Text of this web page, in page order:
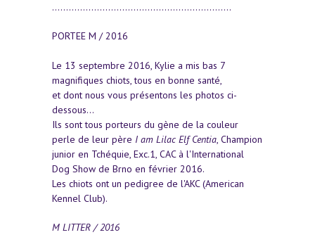
................................................................
PORTEE M / 2016
Le 13 septembre 2016, Kylie a mis bas 7
magnifiques chiots, tous en bonne santé,
et dont nous vous présentons les photos ci-
dessous...
Ils sont tous porteurs du gène de la couleur
perle de leur père I am Lilac Elf Centia, Champion
junior en Tchéquie, Exc.1, CAC à l'International
Dog Show de Brno en février 2016.
Les chiots ont un pedigree de l'AKC (American
Kennel Club).
M LITTER / 2016